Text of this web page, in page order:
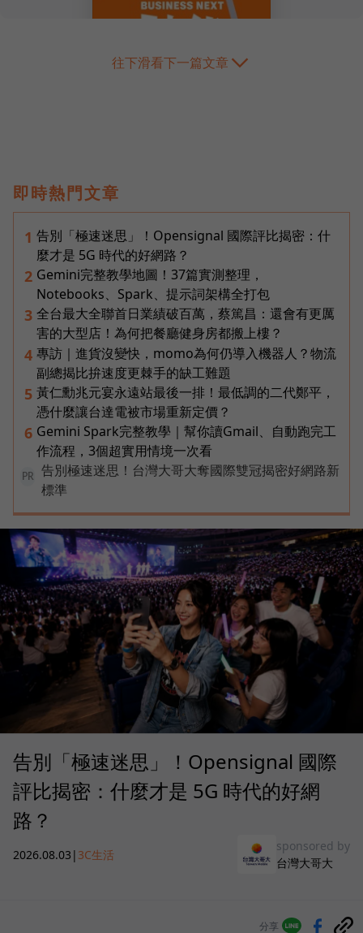
往下滑看下一篇文章
即時熱門文章
1 告別「極速迷思」！Opensignal 國際評比揭密：什
麼才是 5G 時代的好網路？
2 Gemini完整教學地圖！37篇實測整理，
Notebooks、Spark、提示詞架構全打包
3 全台最大全聯首日業績破百萬，蔡篤昌：還會有更厲
害的大型店！為何把餐廳健身房都搬上樓？
4 專訪｜進貨沒變快，momo為何仍導入機器人？物流
副總揭比拚速度更棘手的缺工難題
5 黃仁勳兆元宴永遠站最後一排！最低調的二代鄭平，
憑什麼讓台達電被市場重新定價？
6 Gemini Spark完整教學｜幫你讀Gmail、自動跑完工
作流程，3個超實用情境一次看
PR
告別極速迷思！台灣大哥大奪國際雙冠揭密好網路新
標準
告別「極速迷思」！Opensignal 國際
評比揭密：什麼才是 5G 時代的好網
路？
2026.08.03 | 3C生活
sponsored by
台灣大哥大
分享